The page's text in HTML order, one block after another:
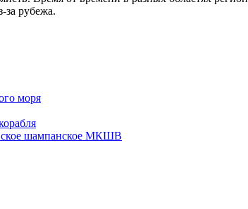
за рубежа.
моря
шампанское МКШВ